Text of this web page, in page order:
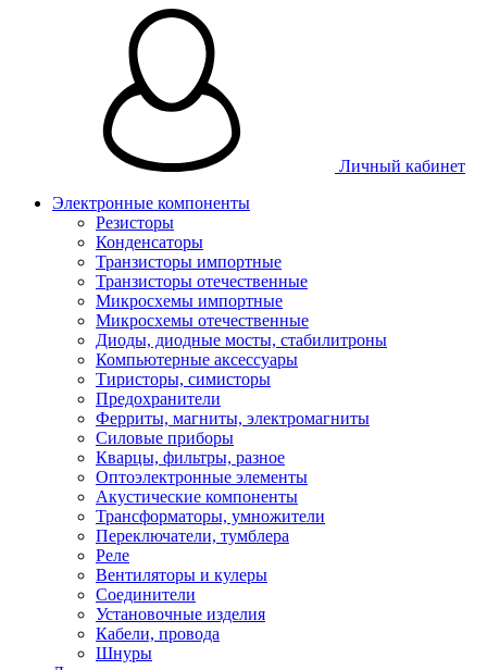
Личный кабинет
Электронные компоненты
Резисторы
Конденсаторы
Транзисторы импортные
Транзисторы отечественные
Микросхемы импортные
Микросхемы отечественные
Диоды, диодные мосты, стабилитроны
Компьютерные аксессуары
Тиристоры, симисторы
Предохранители
Ферриты, магниты, электромагниты
Силовые приборы
Кварцы, фильтры, разное
Оптоэлектронные элементы
Акустические компоненты
Трансформаторы, умножители
Переключатели, тумблера
Реле
Вентиляторы и кулеры
Соединители
Установочные изделия
Кабели, провода
Шнуры